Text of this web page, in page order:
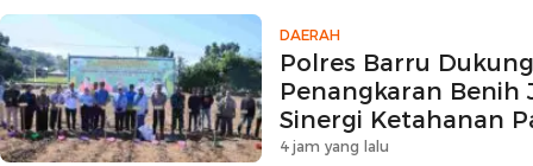
DAERAH
Polres Barru
Penangkaran Benih
Sinergi Ketahanan
4 jam yang lalu